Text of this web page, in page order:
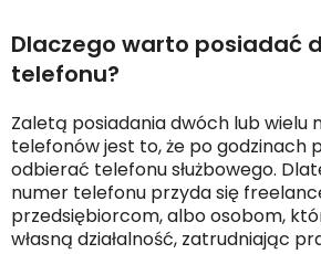
Dlaczego warto posiadać
telefonu?
Zaletą posiadania dwóch lub wielu
telefonów jest to, że po godzinach
odbierać telefonu służbowego.
numer telefonu przyda się
przedsiębiorcom, albo osobom,
własną działalność, zatrudniając